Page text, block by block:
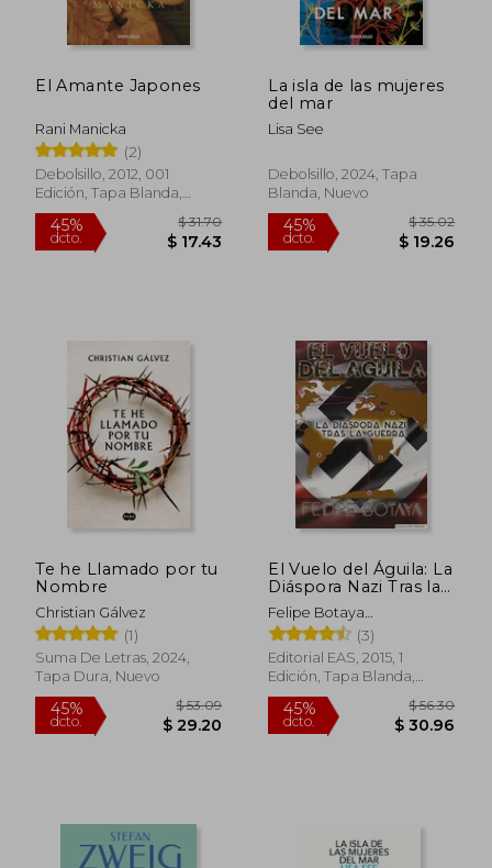
45%
dcto. $ 19.71
40%
dcto.
El Amante Japones
Rani Manicka
(2)
Debolsillo, 2012, 001
Edición, Tapa Blanda,
Nuevo
La isla de las mujeres
del mar
Lisa See
Debolsillo, 2024, Tapa
Blanda, Nuevo
Te he Llamado por tu
Nombre
Christian Gálvez
(1)
Suma De Letras, 2024,
Tapa Dura, Nuevo
El Vuelo del Águila: La
Diáspora Nazi Tras la
Guerra
Felipe Botaya
Garc&Iacute;A(3)
Editorial EAS, 2015, 1
Edición, Tapa Blanda,
Nuevo